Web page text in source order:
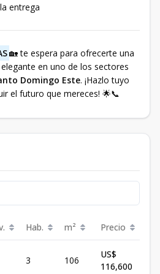
entrega
🏡 te espera para ofrecerte una
en uno de los sectores
Domingo Este. ¡Hazlo tuyo
el futuro que mereces! 🌟📞
Hab. m² Precio
3 106
US$
116,600